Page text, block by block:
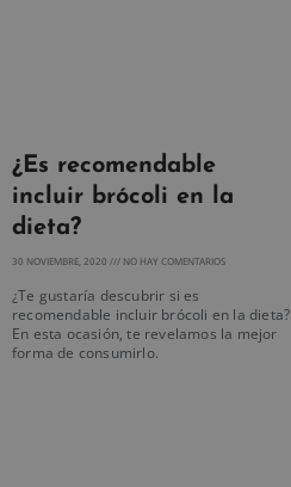
¿Es recomendable
incluir brócoli en la
dieta?
30 NOVIEMBRE, 2020 NO HAY COMENTARIOS
¿Te gustaría descubrir si es
recomendable incluir brócoli en la dieta?
En esta ocasión, te revelamos la mejor
forma de consumirlo.